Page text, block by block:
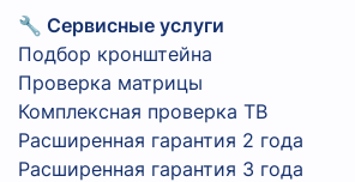
🔧 Сервисные услуги
Подбор кронштейна
Проверка матрицы
Комплексная проверка ТВ
Расширенная гарантия 2 года
Расширенная гарантия 3 года